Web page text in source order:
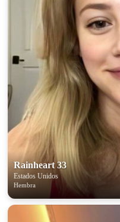
Rainheart 33
Estados Unidos
Hembra